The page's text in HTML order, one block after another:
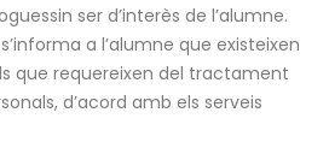
ser d’interès de l’alumne.
a l’alumne que existeixen
que requereixen del tractament
d’acord amb els serveis